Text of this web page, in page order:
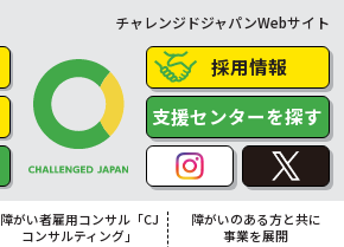
チャレンジドジャパンWebサイト
採用情報
支援センターを探す
障がい者雇用コンサル「CJ
コンサルティング」
障がいのある方と共に
事業を展開